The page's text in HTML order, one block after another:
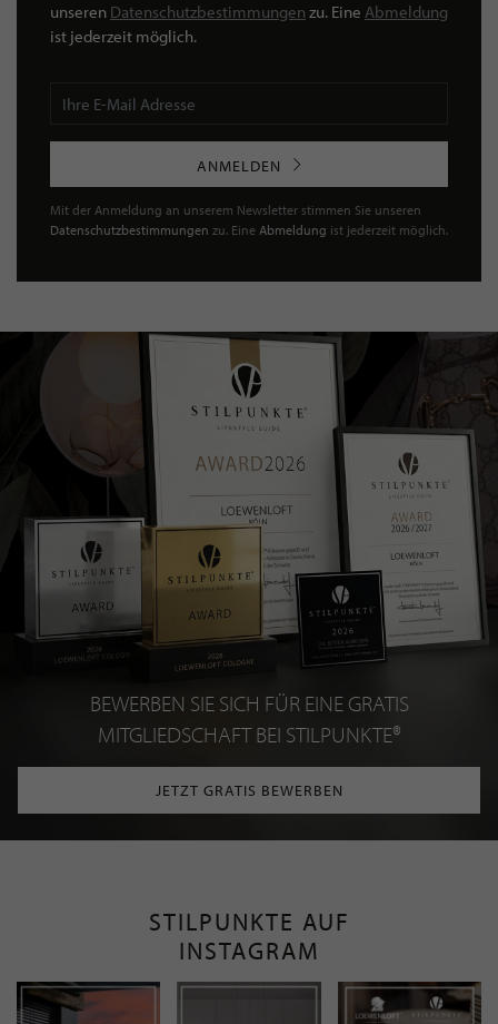
unseren Datenschutzbestimmungen zu. Eine Abmeldung
ist jederzeit möglich.
ANMELDEN
Mit der Anmeldung an unserem Newsletter stimmen Sie unseren
Datenschutzbestimmungen zu. Eine Abmeldung ist jederzeit möglich.
BEWERBEN SIE SICH FÜR EINE GRATIS
MITGLIEDSCHAFT BEI STILPUNKTE®
JETZT GRATIS BEWERBEN
STILPUNKTE AUF
INSTAGRAM